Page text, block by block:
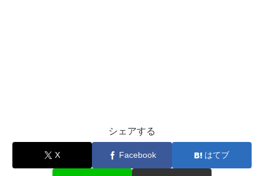
シェアする
X Facebook はてブ